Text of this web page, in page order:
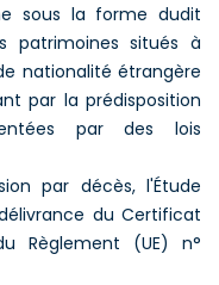
sous la forme dudit
patrimoines situés à
nationalité étrangère
par la prédisposition
par des lois
par décès, l'Étude
du Certificat
Règlement (UE) n°